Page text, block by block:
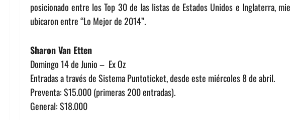
posicionado entre los Top 30 de las listas de Estados Unidos e Inglaterra,
ubicaron entre “Lo Mejor de 2014”.
Sharon Van Etten
Domingo 14 de Junio – Ex Oz
Entradas a través de Sistema Puntoticket, desde este miércoles 8 de abril.
Preventa: $15.000 (primeras 200 entradas).
General: $18.000